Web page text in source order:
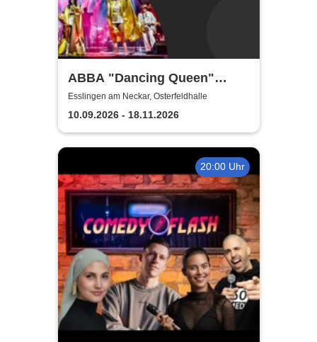
ABBA "Dancing Queen"
Show 2026
Esslingen am Neckar, Osterfeldhalle
10.09.2026 - 18.11.2026
20:00 Uhr